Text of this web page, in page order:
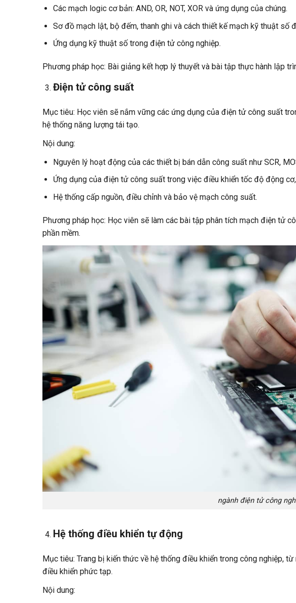
Các mạch logic cơ bản: AND, OR, NOT, XOR và ứng dụng của chúng.
Sơ đồ mạch lật, bộ đếm, thanh ghi và cách thiết kế mạch kỹ thuật số
Ứng dụng kỹ thuật số trong điện tử công nghiệp.
Phương pháp học: Bài giảng kết hợp lý thuyết và bài tập thực hành lập
Điện tử công suất
Mục tiêu: Học viên sẽ nắm vững các ứng dụng của điện tử công suất
hệ thống năng lượng tái tạo.
Nội dung:
Nguyên lý hoạt động của các thiết bị bán dẫn công suất như SCR,
Ứng dụng của điện tử công suất trong việc điều khiển tốc độ động
Hệ thống cấp nguồn, điều chỉnh và bảo vệ mạch công suất.
Phương pháp học: Học viên sẽ làm các bài tập phân tích mạch điện tử
phần mềm.
ngành điện tử công
Hệ thống điều khiển tự động
Mục tiêu: Trang bị kiến thức về hệ thống điều khiển trong công nghiệp,
điều khiển phức tạp.
Nội dung: